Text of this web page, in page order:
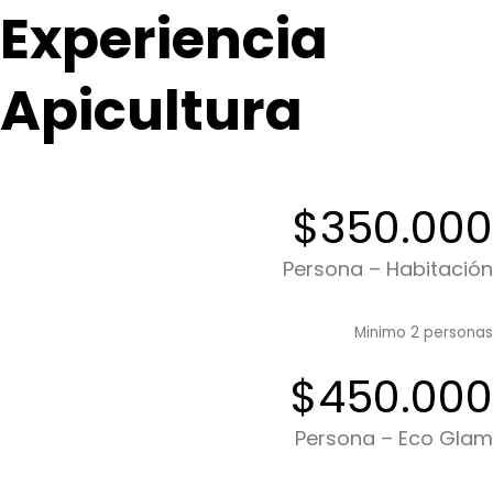
Experiencia
Apicultura
$350.000
Persona – Habitación
Minimo 2 personas
$450.000
Persona – Eco Glam